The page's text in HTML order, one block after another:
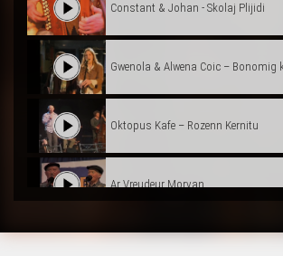
Constant & Johan - Skolaj Plijidi
Gwenola & Alwena Coic – Bonomig
Oktopus Kafe – Rozenn Kernitu
Ar Vreudeur Morvan